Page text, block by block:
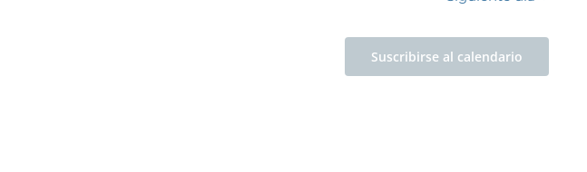
Suscribirse al calendario